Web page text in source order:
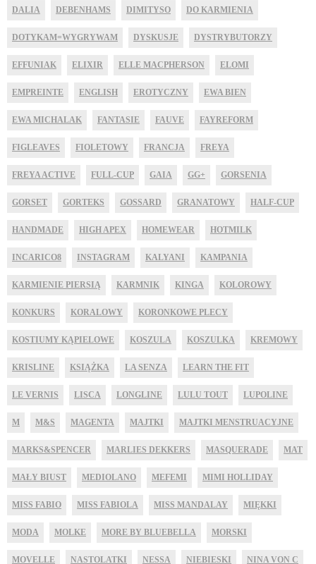
DALIA DEBENHAMS DIMITYSO DO KARMIENIA
DOTYKAM=WYGRYWAM DYSKUSJE DYSTRYBUTORZY
EFFUNIAK ELIXIR ELLE MACPHERSON ELOMI
EMPREINTE ENGLISH EROTYCZNY EWA BIEN
EWA MICHALAK FANTASIE FAUVE FAYREFORM
FIGLEAVES FIOLETOWY FRANCJA FREYA
FREYA ACTIVE FULL-CUP GAIA GG+ GORSENIA
GORSET GORTEKS GOSSARD GRANATOWY HALF-CUP
HANDMADE HIGH APEX HOMEWEAR HOTMILK
INCARICO8 INSTAGRAM KALYANI KAMPANIA
KARMIENIE PIERSIĄ KARMNIK KINGA KOLOROWY
KONKURS KORALOWY KORONKOWE PLECY
KOSTIUMY KĄPIELOWE KOSZULA KOSZULKA KREMOWY
KRISLINE KSIĄŻKA LA SENZA LEARN THE FIT
LE VERNIS LISCA LONGLINE LULU TOUT LUPOLINE
M M&S MAGENTA MAJTKI MAJTKI MENSTRUACYJNE
MARKS&SPENCER MARLIES DEKKERS MASQUERADE MAT
MAŁY BIUST MEDIOLANO MEFEMI MIMI HOLLIDAY
MISS FABIO MISS FABIOLA MISS MANDALAY MIĘKKI
MODA MOLKE MORE BY BLUEBELLA MORSKI
MOVELLE NASTOLATKI NESSA NIEBIESKI NINA VON C